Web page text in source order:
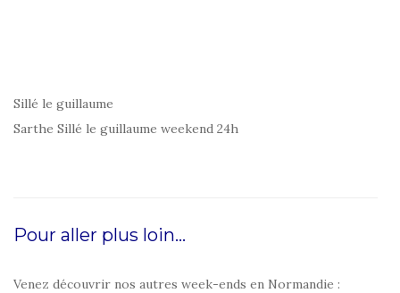
Sillé le guillaume
Sarthe Sillé le guillaume weekend 24h
Pour aller plus loin…
Venez découvrir nos autres week-ends en Normandie :